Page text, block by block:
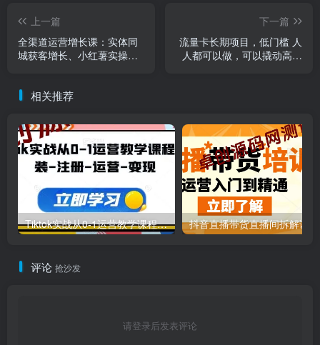
上一篇
全渠道运营增长课：实体同
城获客增长、小红薯实操玩
下一篇
流量卡长期项目，低门槛 人
人都可以做，可以撬动高收
相关推荐
Tiktok实战从0-1运营教学课程，安装-注册-运营-变现
评论 抢沙发
请登录后发表评论